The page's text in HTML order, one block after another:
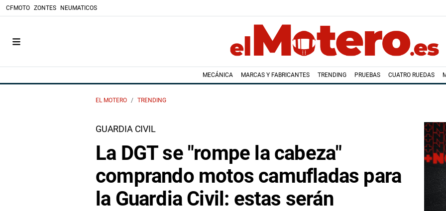
CFMOTO ZONTES NEUMATICOS
MECÁNICA MARCAS Y FABRICANTES TRENDING PRUEBAS CUATRO RUEDAS
EL MOTERO TRENDING
GUARDIA CIVIL
La DGT se "rompe la cabeza"
comprando motos camufladas para
la Guardia Civil: estas serán